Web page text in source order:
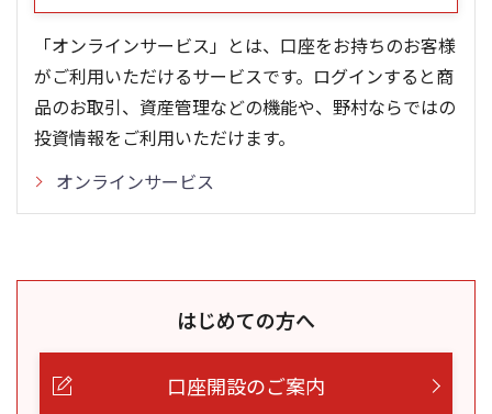
「オンラインサービス」とは、口座をお持ちのお客様
がご利用いただけるサービスです。ログインすると商
品のお取引、資産管理などの機能や、野村ならではの
投資情報をご利用いただけます。
オンラインサービス
はじめての方へ
口座開設のご案内